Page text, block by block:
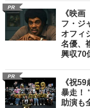
PR
《映
フ・ジ
オフィ
名優、
興収70
PR
《祝
暴走！
助演も